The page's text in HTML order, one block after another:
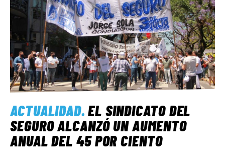
ACTUALIDAD.EL SINDICATO DEL
SEGURO ALCANZÓ UN AUMENTO
ANUAL DEL 45 POR CIENTO